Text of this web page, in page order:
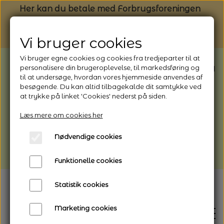
Her kan du betale med Forbrugsforeningen
BEMÆRK: Butikken har ferielukket* fra
1/8 - 9/8 - 2026
*Webshoppen er åben og sender hele
afhentning
Vi gør opmærksom på, at der kan være lidt
længere leveringstid
Vi bruger cookies
Vi bruger egne cookies og cookies fra tredjeparter til at
personalisere din brugeroplevelse, til markedsføring og
til at undersøge, hvordan vores hjemmeside anvendes af
besøgende. Du kan altid tilbagekalde dit samtykke ved
at trykke på linket 'Cookies' nederst på siden.
Læs mere om cookies her
Nødvendige cookies
Funktionelle cookies
Statistik cookies
Marketing cookies